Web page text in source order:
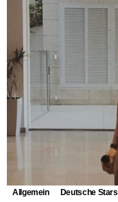
Allgemein Deutsche Stars